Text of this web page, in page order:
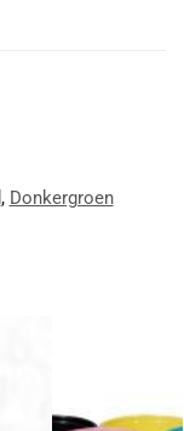
, Donkergroen